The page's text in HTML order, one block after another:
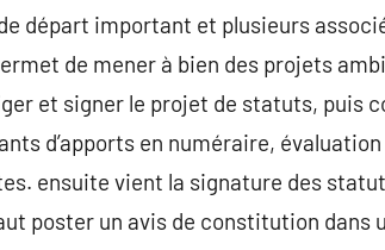
départ important et plusieurs
de mener à bien des projets
et signer le projet de statuts, puis
d’apports en numéraire,
ensuite vient la signature des
poster un avis de constitution dans